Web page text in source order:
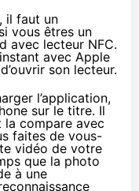
il faut un
vous êtres un
avec lecteur NFC.
avec Apple
son lecteur.
l’application,
sur le titre. Il
compare avec
faites de vous-
vidéo de votre
que la photo
à une